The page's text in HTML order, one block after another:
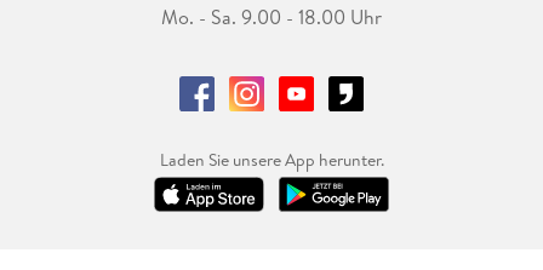
Mo. - Sa. 9.00 - 18.00 Uhr
Laden Sie unsere App herunter.